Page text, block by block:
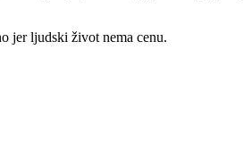
jer ljudski život nema cenu.